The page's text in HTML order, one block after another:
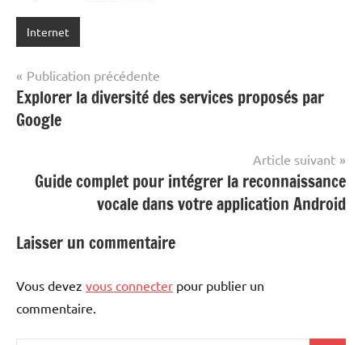
Internet
Navigation
de
l’article
Publication précédente
Explorer la diversité des services proposés par
Google
Article suivant
Guide complet pour intégrer la reconnaissance
vocale dans votre application Android
Laisser un commentaire
Vous devez vous connecter pour publier un
commentaire.